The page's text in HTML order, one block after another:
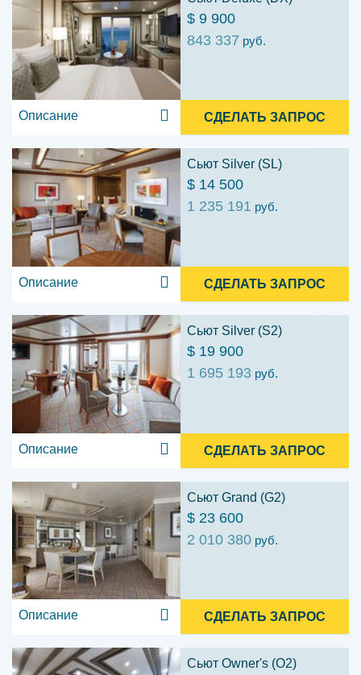
$ 9 900
843 337 руб.
Описание СДЕЛАТЬ ЗАПРОС
Сьют Silver (SL)
$ 14 500
1 235 191 руб.
Описание СДЕЛАТЬ ЗАПРОС
Сьют Silver (S2)
$ 19 900
1 695 193 руб.
Описание СДЕЛАТЬ ЗАПРОС
Сьют Grand (G2)
$ 23 600
2 010 380 руб.
Описание СДЕЛАТЬ ЗАПРОС
Сьют Owner's (O2)